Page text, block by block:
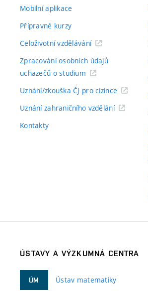
Mobilní aplikace
Přípravné kurzy
Celoživotní vzdělávání
Zpracování osobních údajů
uchazečů o studium
Uznání/zkouška ČJ pro cizince
Uznání zahraničního vzdělání
Kontakty
ÚSTAVY A VÝZKUMNÁ CENTRA
ÚM Ústav matematiky